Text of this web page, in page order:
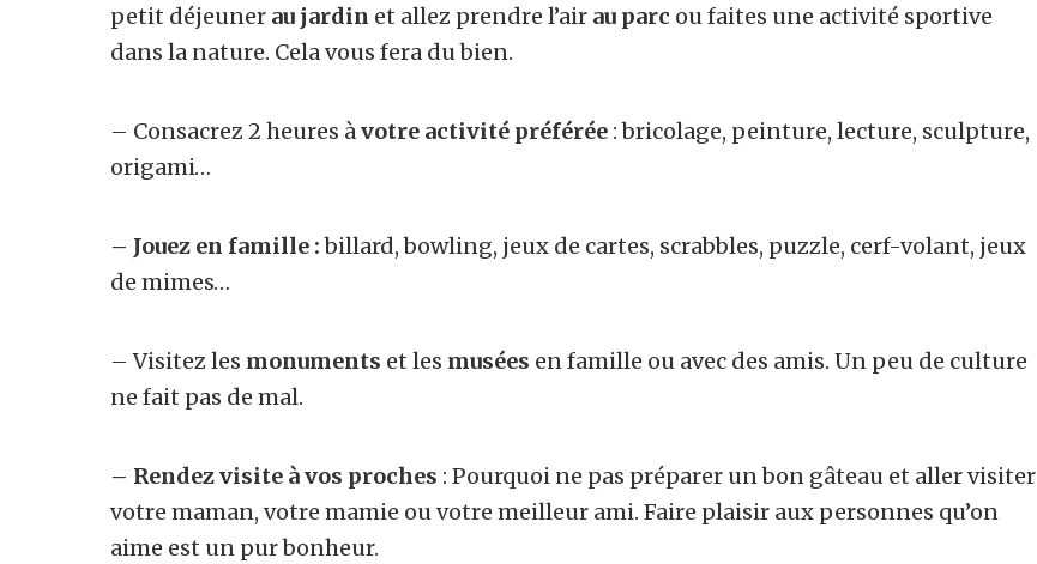
petit déjeuner au jardin et allez prendre l’air au parc ou faites une activité sportive
dans la nature. Cela vous fera du bien.
– Consacrez 2 heures àvotre activité préférée : bricolage, peinture, lecture, sculpture,
origami…
– Jouez en famille :billard, bowling, jeux de cartes, scrabbles, puzzle, cerf-volant, jeux
de mimes…
– Visitez les monuments et les musées en famille ou avec des amis. Un peu de culture
ne fait pas de mal.
– Rendez visite à vos proches : Pourquoi ne pas préparer un bon gâteau et aller visiter
votre maman, votre mamie ou votre meilleur ami. Faire plaisir aux personnes qu’on
aime est un pur bonheur.